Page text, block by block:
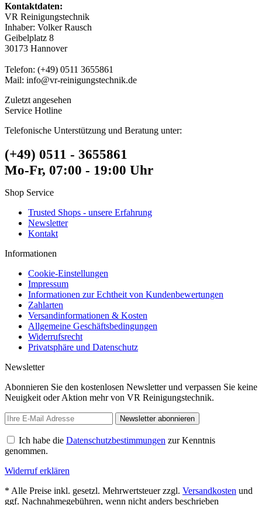
Kontaktdaten:
VR Reinigungstechnik
Inhaber: Volker Rausch
Geibelplatz 8
30173 Hannover
Telefon: (+49) 0511 3655861
Mail: info@vr-reinigungstechnik.de
Zuletzt angesehen
Service Hotline
Telefonische Unterstützung und Beratung unter:
(+49) 0511 - 3655861
Mo-Fr, 07:00 - 19:00 Uhr
Shop Service
Trusted Shops - unsere Erfahrung
Newsletter
Kontakt
Informationen
Cookie-Einstellungen
Impressum
Informationen zur Echtheit von Kundenbewertungen
Zahlarten
Versandinformationen & Kosten
Allgemeine Geschäftsbedingungen
Widerrufsrecht
Privatsphäre und Datenschutz
Newsletter
Abonnieren Sie den kostenlosen Newsletter und verpassen Sie keine
Neuigkeit oder Aktion mehr von VR Reinigungstechnik.
Newsletter abonnieren
Ich habe die Datenschutzbestimmungen zur Kenntnis
genommen.
Widerruf erklären
* Alle Preise inkl. gesetzl. Mehrwertsteuer zzgl. Versandkosten und
ggf. Nachnahmegebühren, wenn nicht anders beschrieben